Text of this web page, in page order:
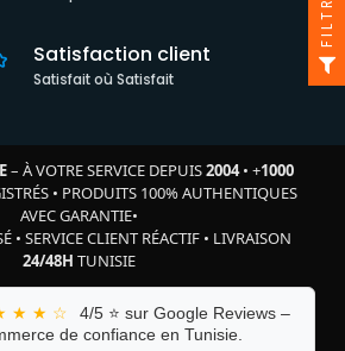
Satisfaction client
Satisfait où Satisfait
– À VOTRE SERVICE DEPUIS2004• +1000
• PRODUITS 100% AUTHENTIQUES
AVEC GARANTIE•
• SERVICE CLIENT RÉACTIF • LIVRAISON
24/48H TUNISIE
★ ★ ☆
4/5 ⭐ sur Google Reviews –
de confiance en Tunisie.
FILTRE